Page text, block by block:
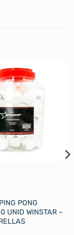
PONG
UNID WINSTAR –